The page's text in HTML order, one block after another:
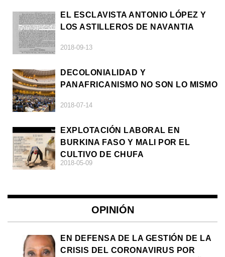
EL ESCLAVISTA ANTONIO LÓPEZ Y
LOS ASTILLEROS DE NAVANTIA
2018-09-13
DECOLONIALIDAD Y
PANAFRICANISMO NO SON LO MISMO
2018-07-14
EXPLOTACIÓN LABORAL EN
BURKINA FASO Y MALI POR EL
CULTIVO DE CHUFA
2018-05-09
OPINIÓN
EN DEFENSA DE LA GESTIÓN DE LA
CRISIS DEL CORONAVIRUS POR